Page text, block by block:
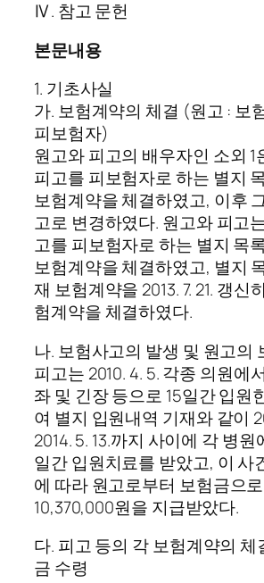
Ⅳ. 참고 문헌
본문내용
1. 기초사실
가. 보험계약의 체결 (원고 : 보
피보험자)
원고와 피고의 배우자인 소외 1
피고를 피보험자로 하는 별지
보험계약을 체결하였고, 이후
고로 변경하였다. 원고와 피고는
고를 피보험자로 하는 별지 목
보험계약을 체결하였고, 별지
재 보험계약을 2013. 7. 21. 갱신
험계약을 체결하였다.
나. 보험사고의 발생 및 원고의
피고는 2010. 4. 5. 각종 의원에
좌 및 긴장 등으로 15일간 입원
여 별지 입원내역 기재와 같이
2014. 5. 13.까지 사이에 각 병원
일간 입원치료를 받았고, 이 사
에 따라 원고로부터 보험금으
10,370,000원을 지급받았다.
다. 피고 등의 각 보험계약의 체
금 수령